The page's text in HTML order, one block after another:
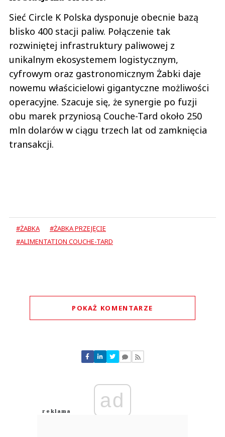
Sieć Circle K Polska dysponuje obecnie bazą
blisko 400 stacji paliw. Połączenie tak
rozwiniętej infrastruktury paliwowej z
unikalnym ekosystemem logistycznym,
cyfrowym oraz gastronomicznym Żabki daje
nowemu właścicielowi gigantyczne możliwości
operacyjne. Szacuje się, że synergie po fuzji
obu marek przyniosą Couche-Tard około 250
mln dolarów w ciągu trzech lat od zamknięcia
transakcji.
#ŻABKA
#ŻABKA PRZEJĘCIE
#ALIMENTATION COUCHE-TARD
POKAŻ KOMENTARZE
Nie znaleziono komentarzy
Zostaw swoje komentarze
Anuluj
ad